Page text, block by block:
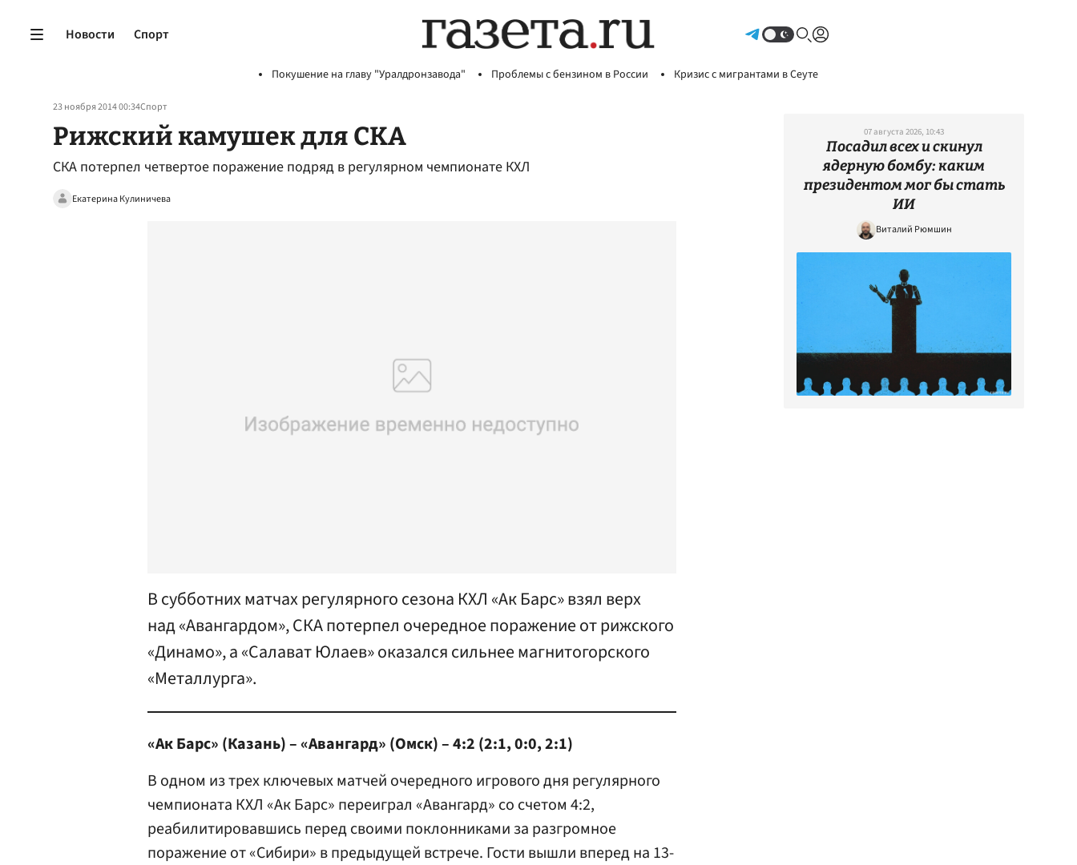
Новости Спорт
Покушение на главу "Уралдронзавода" Проблемы с бензином в России Кризис с мигрантами в Сеуте
23 ноября 2014 00:34Спорт
Рижский камушек для СКА
СКА потерпел четвертое поражение подряд в регулярном чемпионате КХЛ
Екатерина Кулиничева
В субботних матчах регулярного сезона КХЛ «Ак Барс» взял верх
над «Авангардом», СКА потерпел очередное поражение от рижского
«Динамо», а «Салават Юлаев» оказался сильнее магнитогорского
«Металлурга».
«Ак Барс» (Казань) – «Авангард» (Омск) – 4:2 (2:1, 0:0, 2:1)
В одном из трех ключевых матчей очередного игрового дня регулярного
чемпионата КХЛ «Ак Барс» переиграл «Авангард» со счетом 4:2,
реабилитировавшись перед своими поклонниками за разгромное
поражение от «Сибири» в предыдущей встрече. Гости вышли вперед на 13-
07 августа 2026, 10:43
Посадил всех и скинул
ядерную бомбу: каким
президентом мог бы стать
ИИ
Виталий Рюмшин